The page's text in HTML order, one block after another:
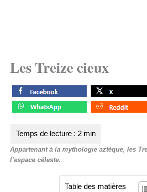
Les Treize cieux
Appartenant à la mythologie aztèque, les
l’espace céleste.
Table des matières